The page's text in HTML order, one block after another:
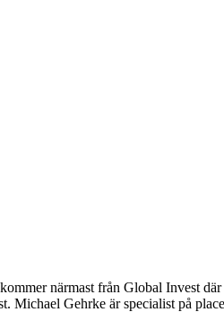
närmast från Global Invest
Gehrke är specialist på